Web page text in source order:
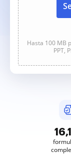
Hasta 100 MB
PPT,